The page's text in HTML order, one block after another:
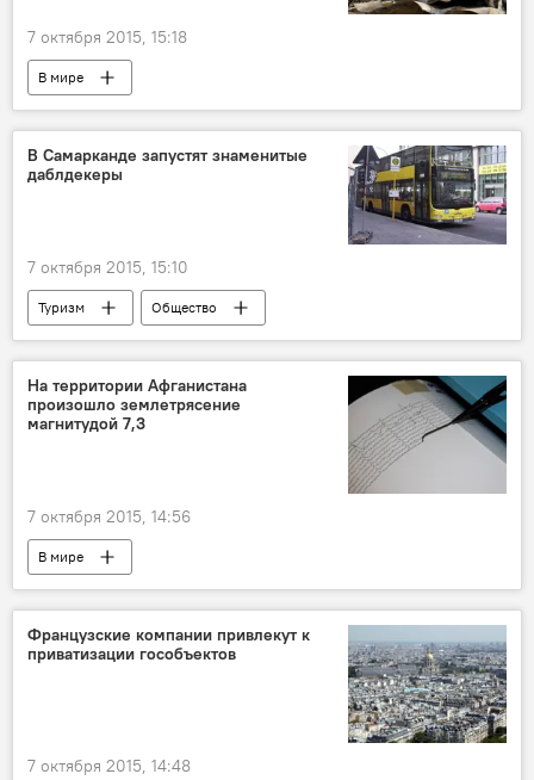
7 октября 2015, 15:18
В мире
В Самарканде запустят знаменитые
даблдекеры
7 октября 2015, 15:10
Туризм
Общество
Международная ярмарка "Туризм на Шелковом пути"
На территории Афганистана
произошло землетрясение
магнитудой 7,3
7 октября 2015, 14:56
В мире
Французские компании привлекут к
приватизации гособъектов
7 октября 2015, 14:48